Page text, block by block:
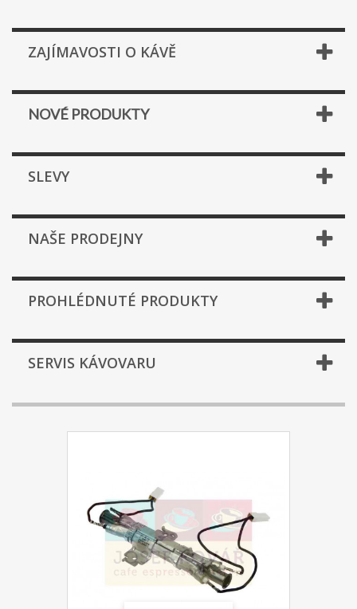
ZAJÍMAVOSTI O KÁVĚ
NOVÉ PRODUKTY
SLEVY
NAŠE PRODEJNY
PROHLÉDNUTÉ PRODUKTY
SERVIS KÁVOVARU